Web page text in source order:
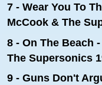
7 - Wear You To
McCook & The
8 - On The Beach -
The Supersonics
9 - Guns Don't